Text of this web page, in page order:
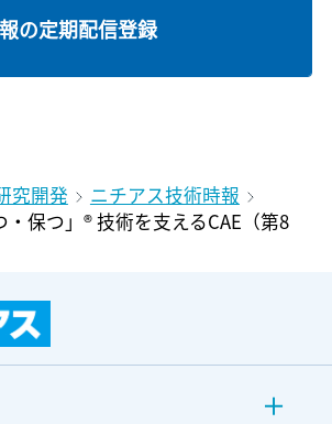
の定期配信登録
究開発
ニチアス技術時報
保つ」® 技術を支えるCAE（第8